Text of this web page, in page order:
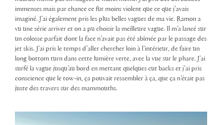
immenses mais par chance ce fut moins violent que ce que j’avais
imaginé. J’ai également pris les plus belles vagues de ma vie. Ramon a
vu une série arriver et on a pu choisir la meilleure vague. Il m’a lancé sur
un colosse parfait dont la face n’avait pas été abîmée par le passage des
jet skis. J’ai pris le temps d’aller chercher loin à l’intérieur, de faire un
long bottom turn dans cette lumière verte, avec la vue sur le phare. J’ai
surfé la vague jusqu’au bord en mettant quelques cut backs et j’ai pris
conscience que le tow-in, ça pouvait ressembler à ça, que ça n’était pas
juste des travers sur des mammouths.